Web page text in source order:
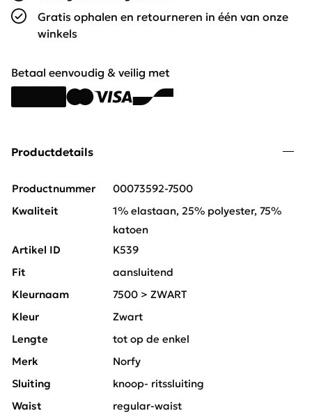
Gratis ophalen en retourneren in één van onze
winkels
Betaal eenvoudig & veilig met
Productdetails
Productnummer
00073592-7500
Kwaliteit
1% elastaan, 25% polyester, 75%
katoen
Artikel ID
K539
Fit
aansluitend
Kleurnaam
7500 > ZWART
Kleur
Zwart
Lengte
tot op de enkel
Merk
Norfy
Sluiting
knoop- ritssluiting
Waist
regular-waist